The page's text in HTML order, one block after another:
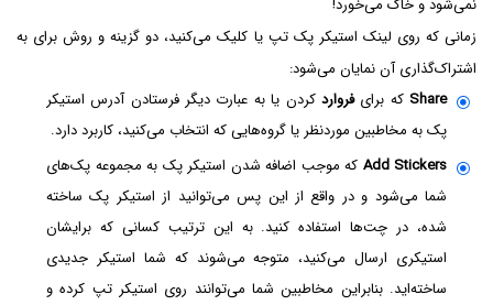
نمی‌شود و خاک می‌خورد!
زمانی که روی لینک استیکر پک تپ یا کلیک می‌کنید، دو گزینه و روش برای به
اشتراک‌گذاری آن نمایان می‌شود:
Share که برایفروارد کردن یا به عبارت دیگر فرستادن آدرس استیکر
پک به مخاطبین موردنظر یا گروه‌هایی که انتخاب می‌کنید، کاربرد دارد.
Add Stickers که موجب اضافه شدن استیکر پک به مجموعه پک‌های
شما می‌شود و در واقع از این پس می‌توانید از استیکر پک ساخته
شده، در چت‌ها استفاده کنید. به این ترتیب کسانی که برایشان
استیکری ارسال می‌کنید، متوجه می‌شوند که شما استیکر جدیدی
ساخته‌اید. بنابراین مخاطبین شما می‌توانند روی استیکر تپ کرده و